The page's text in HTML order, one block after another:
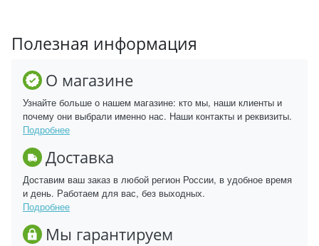
Полезная информация
О магазине
Узнайте больше о нашем магазине: кто мы, наши клиенты и
почему они выбрали именно нас. Наши контакты и реквизиты.
Подробнее
Доставка
Доставим ваш заказ в любой регион России, в удобное время
и день. Работаем для вас, без выходных.
Подробнее
Мы гарантируем